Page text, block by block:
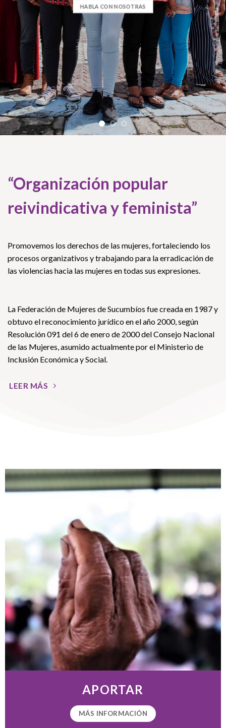
HABLA CON NOSOTRAS
“Organización popular
reivindicativa y feminista”
Promovemos los derechos de las mujeres, fortaleciendo los
procesos organizativos y trabajando para la erradicación de
las violencias hacia las mujeres en todas sus expresiones.
La Federación de Mujeres de Sucumbíos fue creada en 1987 y
obtuvo el reconocimiento jurídico en el año 2000, según
Resolución 091 del 6 de enero de 2000 del Consejo Nacional
de las Mujeres, asumido actualmente por el Ministerio de
Inclusión Económica y Social.
LEER MÁS
APORTAR
MÁS INFORMACIÓN